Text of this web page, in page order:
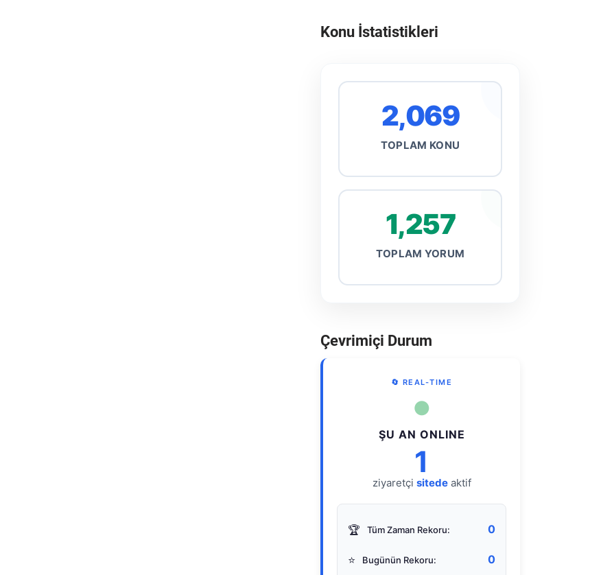
Konu İstatistikleri
2,069
TOPLAM KONU
1,257
TOPLAM YORUM
Çevrimiçi Durum
🔄 REAL-TIME
●
ŞU AN ONLINE
1
ziyaretçi sitedeaktif
🏆 Tüm Zaman Rekoru: 0
⭐ Bugünün Rekoru: 0